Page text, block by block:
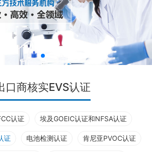
口商核实EVS认证
认证 埃及GOEIC认证和NFSA认证
证 电池检测认证 肯尼亚PVOC认证